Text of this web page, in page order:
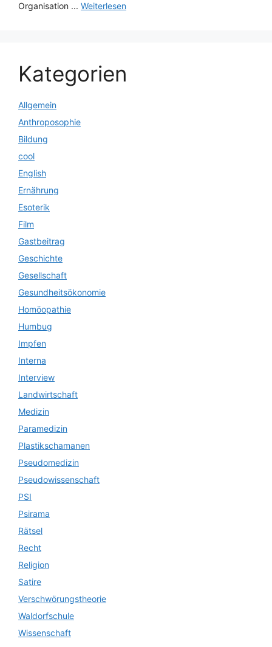
Organisation ... Weiterlesen
Kategorien
Allgemein
Anthroposophie
Bildung
cool
English
Ernährung
Esoterik
Film
Gastbeitrag
Geschichte
Gesellschaft
Gesundheitsökonomie
Homöopathie
Humbug
Impfen
Interna
Interview
Landwirtschaft
Medizin
Paramedizin
Plastikschamanen
Pseudomedizin
Pseudowissenschaft
PSI
Psirama
Rätsel
Recht
Religion
Satire
Verschwörungstheorie
Waldorfschule
Wissenschaft